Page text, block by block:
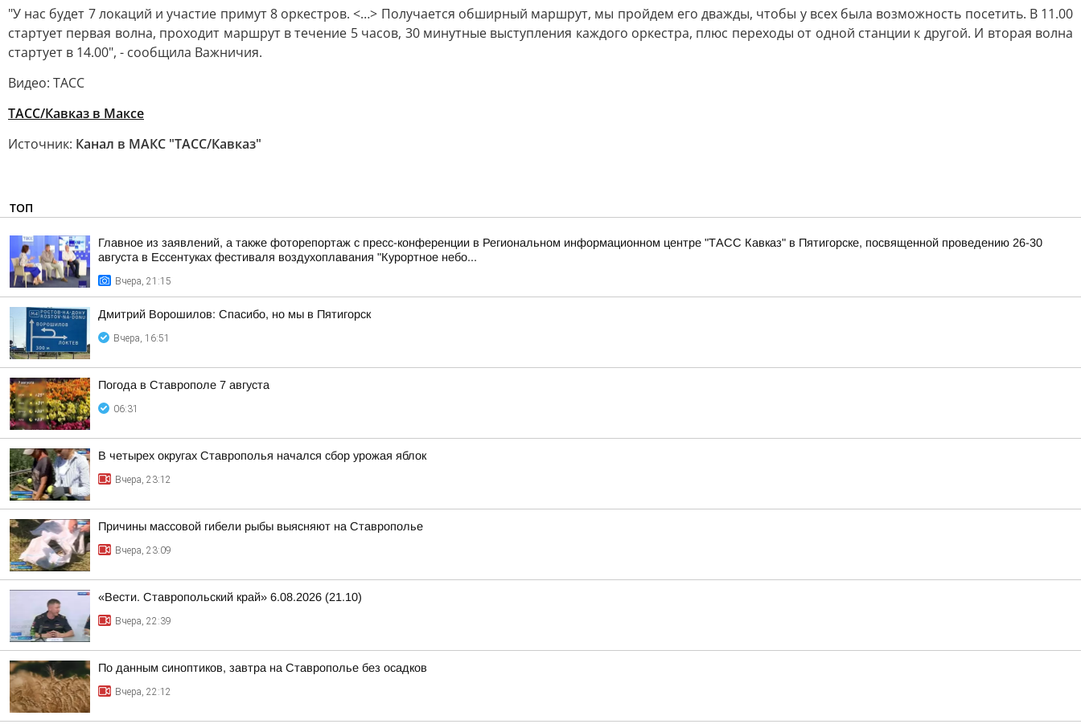
"У нас будет 7 локаций и участие примут 8 оркестров. <…> Получается обширный маршрут, мы пройдем его дважды, чтобы у всех была возможность посетить. В 11.00
стартует первая волна, проходит маршрут в течение 5 часов, 30 минутные выступления каждого оркестра, плюс переходы от одной станции к другой. И вторая волна
стартует в 14.00", - сообщила Важничия.
Видео: ТАСС
ТАСС/Кавказ в Максе
Источник: Канал в МАКС "ТАСС/Кавказ"
ТОП
Главное из заявлений, а также фоторепортаж с пресс-конференции в Региональном информационном центре "ТАСС Кавказ" в Пятигорске, посвященной проведению 26-30
августа в Ессентуках фестиваля воздухоплавания "Курортное небо...
Вчера, 21:15
Дмитрий Ворошилов: Спасибо, но мы в Пятигорск
Вчера, 16:51
Погода в Ставрополе 7 августа
06:31
В четырех округах Ставрополья начался сбор урожая яблок
Вчера, 23:12
Причины массовой гибели рыбы выясняют на Ставрополье
Вчера, 23:09
«Вести. Ставропольский край» 6.08.2026 (21.10)
Вчера, 22:39
По данным синоптиков, завтра на Ставрополье без осадков
Вчера, 22:12